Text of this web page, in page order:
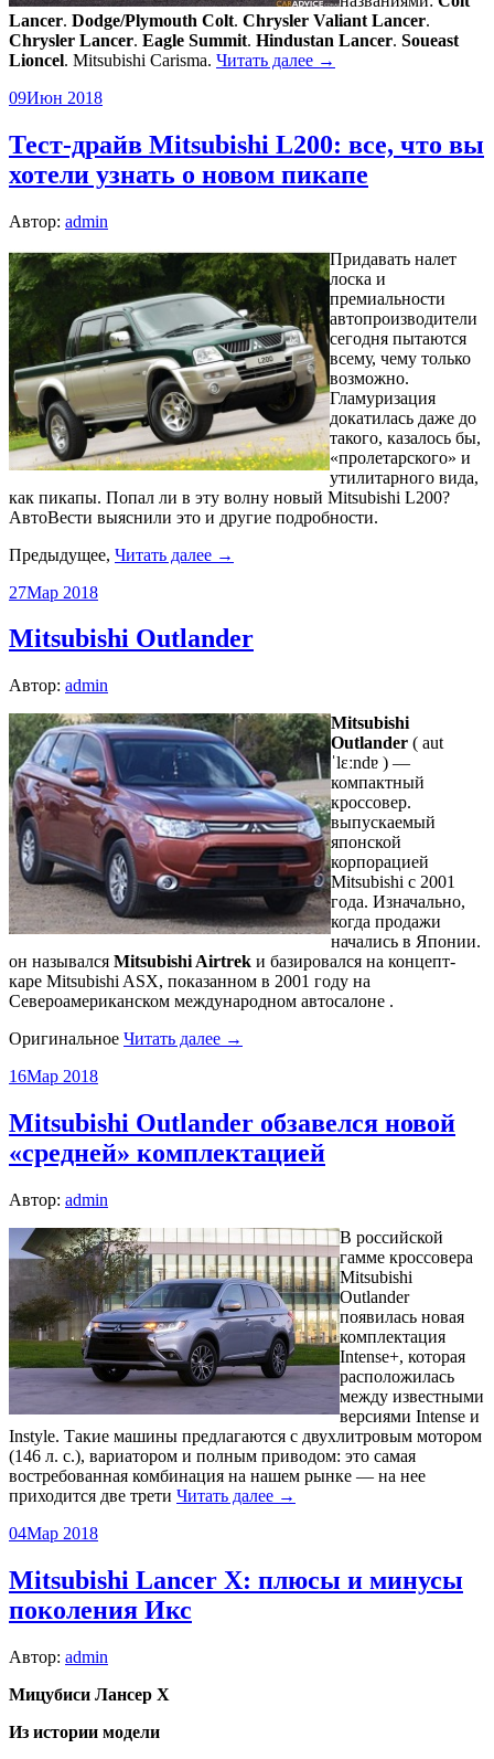
Lancer. Dodge/Plymouth Colt. Chrysler Valiant Lancer.
Chrysler Lancer. Eagle Summit. Hindustan Lancer. Soueast
Lioncel. Mitsubishi Carisma. Читать далее →
09Июн 2018
Тест-драйв Mitsubishi L200: все, что вы
хотели узнать о новом пикапе
Автор: admin
Придавать налет
лоска и
премиальности
автопроизводители
сегодня пытаются
всему, чему только
возможно.
Гламуризация
докатилась даже до
такого, казалось бы,
«пролетарского» и
утилитарного вида,
как пикапы. Попал ли в эту волну новый Mitsubishi L200?
АвтоВести выяснили это и другие подробности.
Предыдущее, Читать далее →
27Мар 2018
Mitsubishi Outlander
Автор: admin
Mitsubishi
Outlander ( aut
ˈlɛːndɐ ) —
компактный
кроссовер.
выпускаемый
японской
корпорацией
Mitsubishi с 2001
года. Изначально,
когда продажи
начались в Японии.
он назывался Mitsubishi Airtrek и базировался на концепт-
каре Mitsubishi ASX, показанном в 2001 году на
Североамериканском международном автосалоне .
Оригинальное Читать далее →
16Мар 2018
Mitsubishi Outlander обзавелся новой
«средней» комплектацией
Автор: admin
В российской
гамме кроссовера
Mitsubishi
Outlander
появилась новая
комплектация
Intense+, которая
расположилась
между известными
версиями Intense и
Instyle. Такие машины предлагаются с двухлитровым мотором
(146 л. с.), вариатором и полным приводом: это самая
востребованная комбинация на нашем рынке — на нее
приходится две трети Читать далее →
04Мар 2018
Mitsubishi Lancer X: плюсы и минусы
поколения Икс
Автор: admin
Мицубиси Лансер X
Из истории модели